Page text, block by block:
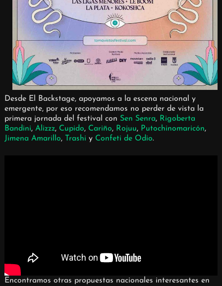
Desde El Backstage, apoyamos a la escena nacional y
emergente, por eso recomendamos no perder de vista la
primera jornada del festival con Sen Senra, Rigoberta
Bandini, Alizzz, Cupido, Cariño, Rojuu, Putochinomaricón,
Jimena Amarillo, Trashi y Confeti de Odio.
Encontramos otras propuestas nacionales interesantes en